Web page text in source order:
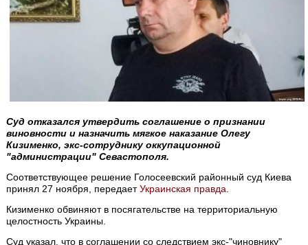
Суд отказался утвердить соглашение о признании
виновности и назначить мягкое наказание Олегу
Кизименко, экс-сотруднику оккупационной
"администрации" Севастополя.
Соответствующее решение Голосеевский районный суд Киева
принял 27 ноября, передаетУкраинская правда.
Кизименко обвиняют в посягательстве на территориальную
целостность Украины.
Суд указал, что в соглашении со следствием экс-"чиновнику"